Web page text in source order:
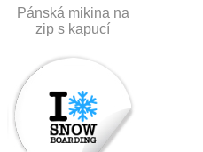
Pánská mikina na
zip s kapucí